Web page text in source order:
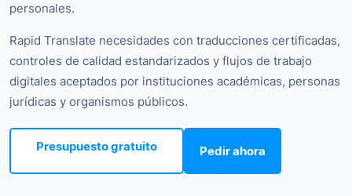
personales.
Rapid Translate necesidades con traducciones certificadas,
controles de calidad estandarizados y flujos de trabajo
digitales aceptados por instituciones académicas, personas
jurídicas y organismos públicos.
Presupuesto gratuito Pedir ahora